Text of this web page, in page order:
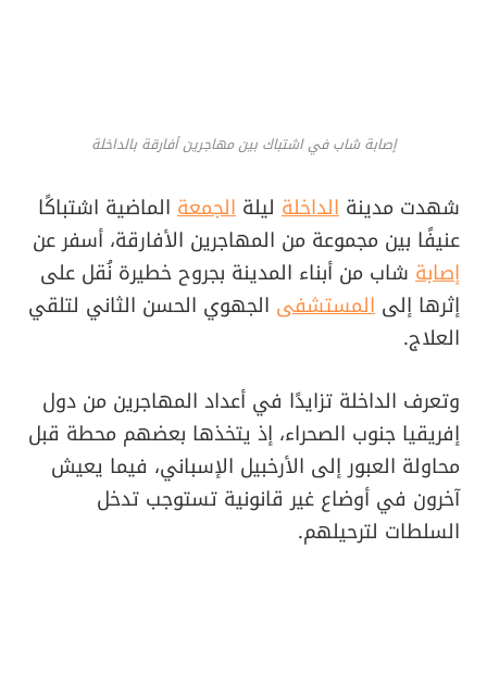
إصابة شاب في اشتباك بين مهاجرين أفارقة بالداخلة
شهدت مدينة الداخلة ليلة الجمعة الماضية اشتباكًا
عنيفًا بين مجموعة من المهاجرين الأفارقة، أسفر عن
إصابة شاب من أبناء المدينة بجروح خطيرة نُقل على
إثرها إلى المستشفى الجهوي الحسن الثاني لتلقي
العلاج.
وتعرف الداخلة تزايدًا في أعداد المهاجرين من دول
إفريقيا جنوب الصحراء، إذ يتخذها بعضهم محطة قبل
محاولة العبور إلى الأرخبيل الإسباني، فيما يعيش
آخرون في أوضاع غير قانونية تستوجب تدخل
السلطات لترحيلهم.